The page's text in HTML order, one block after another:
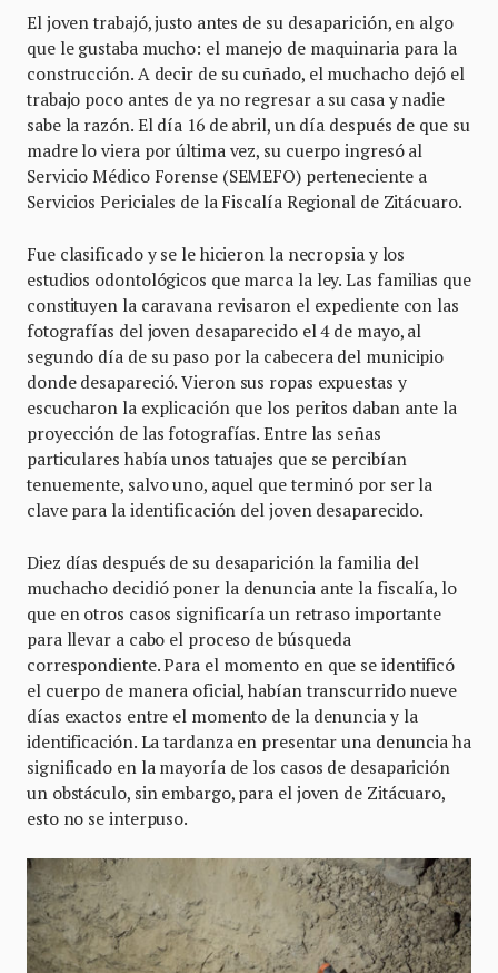
El joven trabajó, justo antes de su desaparición, en algo
que le gustaba mucho: el manejo de maquinaria para la
construcción. A decir de su cuñado, el muchacho dejó el
trabajo poco antes de ya no regresar a su casa y nadie
sabe la razón. El día 16 de abril, un día después de que su
madre lo viera por última vez, su cuerpo ingresó al
Servicio Médico Forense (SEMEFO) perteneciente a
Servicios Periciales de la Fiscalía Regional de Zitácuaro.
Fue clasificado y se le hicieron la necropsia y los
estudios odontológicos que marca la ley. Las familias que
constituyen la caravana revisaron el expediente con las
fotografías del joven desaparecido el 4 de mayo, al
segundo día de su paso por la cabecera del municipio
donde desapareció. Vieron sus ropas expuestas y
escucharon la explicación que los peritos daban ante la
proyección de las fotografías. Entre las señas
particulares había unos tatuajes que se percibían
tenuemente, salvo uno, aquel que terminó por ser la
clave para la identificación del joven desaparecido.
Diez días después de su desaparición la familia del
muchacho decidió poner la denuncia ante la fiscalía, lo
que en otros casos significaría un retraso importante
para llevar a cabo el proceso de búsqueda
correspondiente. Para el momento en que se identificó
el cuerpo de manera oficial, habían transcurrido nueve
días exactos entre el momento de la denuncia y la
identificación. La tardanza en presentar una denuncia ha
significado en la mayoría de los casos de desaparición
un obstáculo, sin embargo, para el joven de Zitácuaro,
esto no se interpuso.